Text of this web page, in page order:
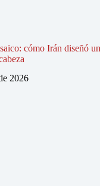
cómo Irán diseñó
2026